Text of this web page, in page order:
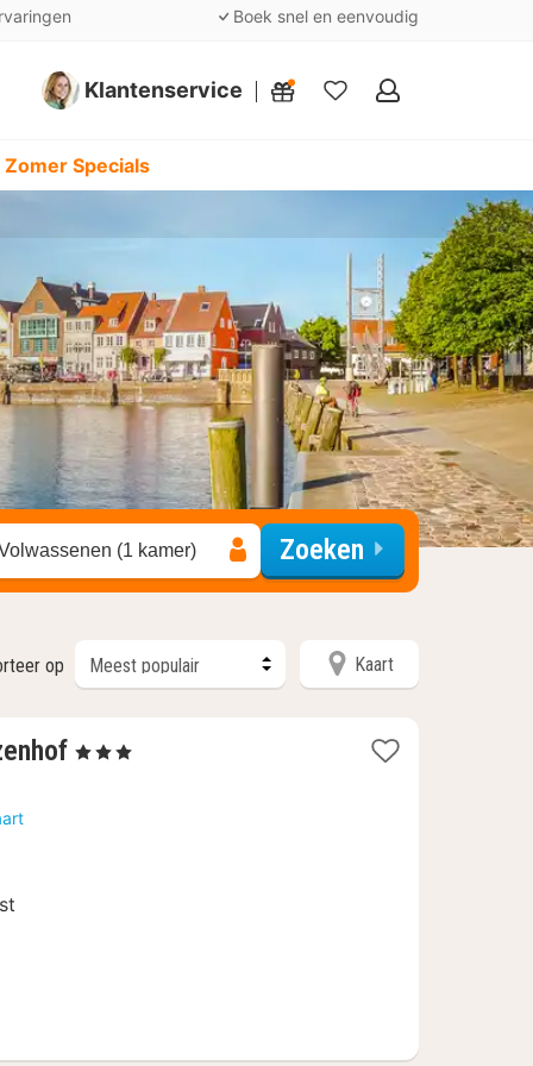
Boek snel en eenvoudig
Klantenservice
Mijn
Specials
(1 kamer) Zoeken
op Kaart
1
, 3 Sterren